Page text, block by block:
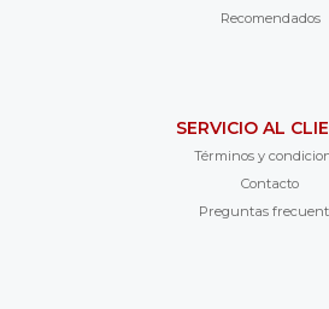
Recomendados
SERVICIO AL
Términos y
Contacto
Preguntas